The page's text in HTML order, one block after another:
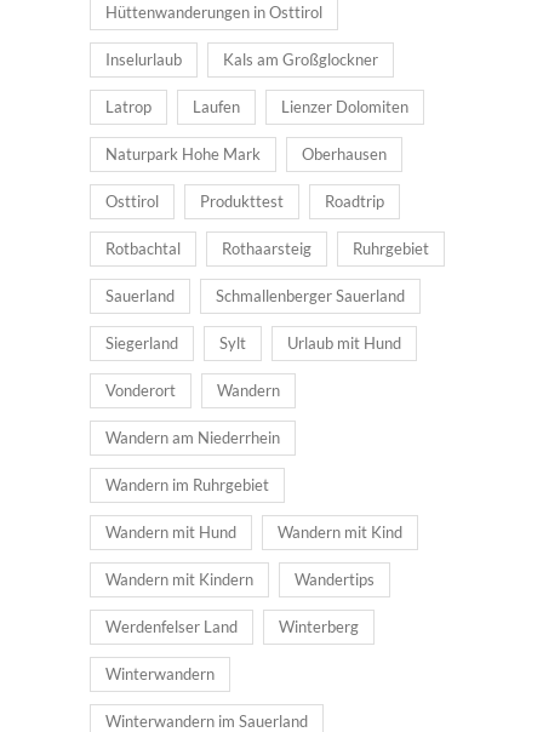
Hüttenwanderungen in Osttirol
Inselurlaub Kals am Großglockner
Latrop Laufen Lienzer Dolomiten
Naturpark Hohe Mark Oberhausen
Osttirol Produkttest Roadtrip
Rotbachtal Rothaarsteig Ruhrgebiet
Sauerland Schmallenberger Sauerland
Siegerland Sylt Urlaub mit Hund
Vonderort Wandern
Wandern am Niederrhein
Wandern im Ruhrgebiet
Wandern mit Hund Wandern mit Kind
Wandern mit Kindern Wandertips
Werdenfelser Land Winterberg
Winterwandern
Winterwandern im Sauerland